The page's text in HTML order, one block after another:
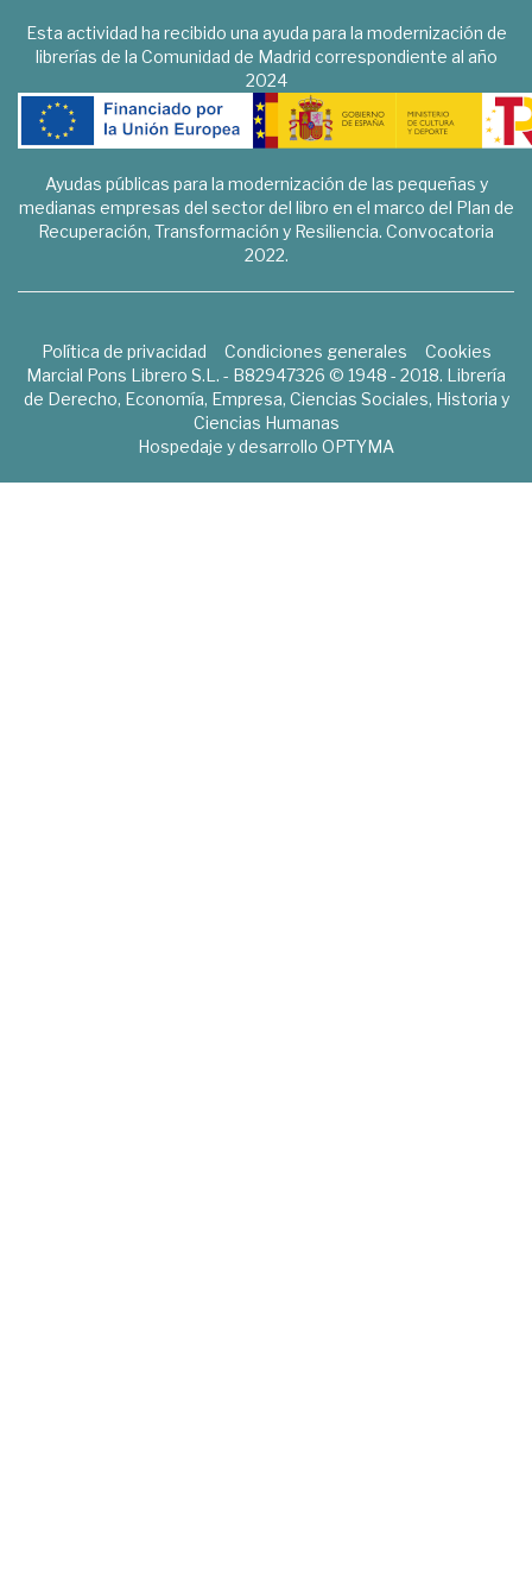
Esta actividad ha recibido una ayuda para la modernización de
librerías de la Comunidad de Madrid correspondiente al año
2024
Ayudas públicas para la modernización de las pequeñas y
medianas empresas del sector del libro en el marco del Plan de
Recuperación, Transformación y Resiliencia. Convocatoria
2022.
Política de privacidad Condiciones generales
Cookies
Marcial Pons Librero S.L. - B82947326 © 1948 - 2018. Librería
de Derecho, Economía, Empresa, Ciencias Sociales, Historia y
Ciencias Humanas
Hospedaje y desarrollo OPTYMA